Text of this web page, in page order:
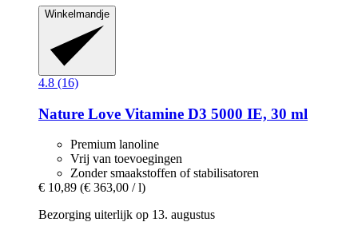
Winkelmandje
4.8 (16)
Nature Love Vitamine D3 5000 IE, 30 ml
Premium lanoline
Vrij van toevoegingen
Zonder smaakstoffen of stabilisatoren
€ 10,89 (€ 363,00 / l)
Bezorging uiterlijk op 13. augustus